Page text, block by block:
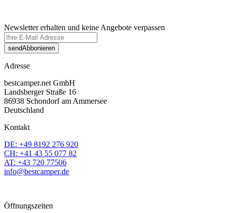
Newsletter erhalten und keine Angebote verpassen
sendAbbonieren
Adresse
bestcamper.net GmbH
Landsberger Straße 16
86938 Schondorf am Ammersee
Deutschland
Kontakt
DE: +49 8192 276 920
CH: +41 43 55 077 82
AT: +43 720 77506
info@bestcamper.de
Öffnungszeiten